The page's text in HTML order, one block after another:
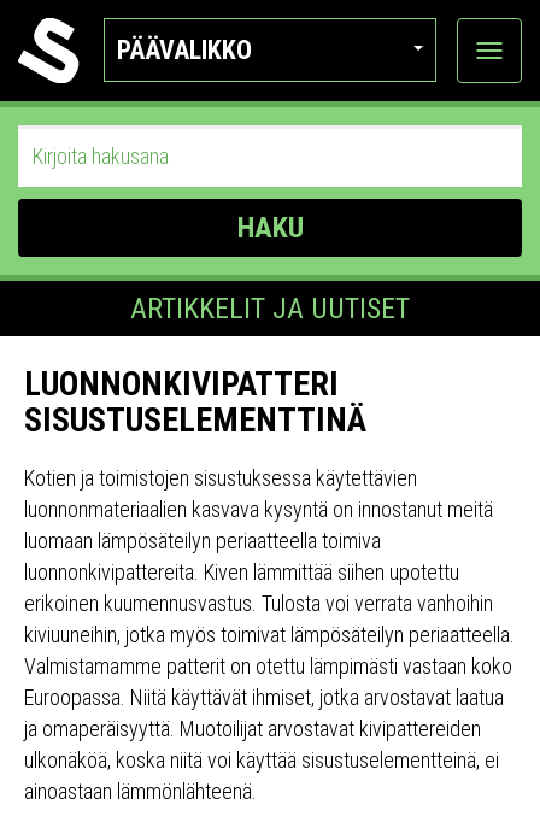
PÄÄVALIKKO
Näytä
HAKU
ARTIKKELIT JA UUTISET
LUONNONKIVIPATTERI
SISUSTUSELEMENTTINÄ
Kotien ja toimistojen sisustuksessa käytettävien
luonnonmateriaalien kasvava kysyntä on innostanut meitä
luomaan lämpösäteilyn periaatteella toimiva
luonnonkivipattereita. Kiven lämmittää siihen upotettu
erikoinen kuumennusvastus. Tulosta voi verrata vanhoihin
kiviuuneihin, jotka myös toimivat lämpösäteilyn periaatteella.
Valmistamamme patterit on otettu lämpimästi vastaan koko
Euroopassa. Niitä käyttävät ihmiset, jotka arvostavat laatua
ja omaperäisyyttä. Muotoilijat arvostavat kivipattereiden
ulkonäköä, koska niitä voi käyttää sisustuselementteinä, ei
ainoastaan lämmönlähteenä.